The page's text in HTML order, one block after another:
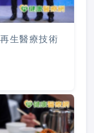
生醫療技術